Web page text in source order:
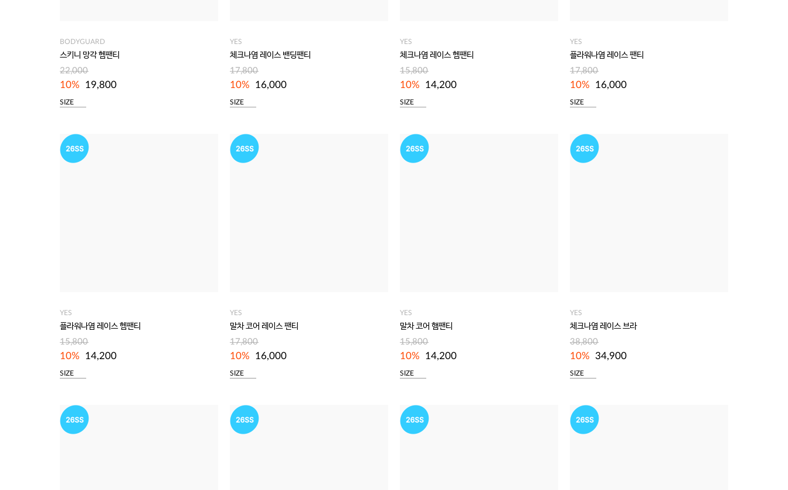
BODYGUARD
스키니 망각 헴팬티
22,000
10% 19,800
SIZE
YES
체크나염 레이스 밴딩팬티
17,800
10% 16,000
SIZE
YES
체크나염 레이스 헴팬티
15,800
10% 14,200
SIZE
YES
플라워나염 레이스 팬티
17,800
10% 16,000
SIZE
YES
플라워나염 레이스 헴팬티
15,800
10% 14,200
SIZE
YES
말차 코어 레이스 팬티
17,800
10% 16,000
SIZE
YES
말차 코어 햄팬티
15,800
10% 14,200
SIZE
YES
체크나염 레이스 브라
38,800
10% 34,900
SIZE